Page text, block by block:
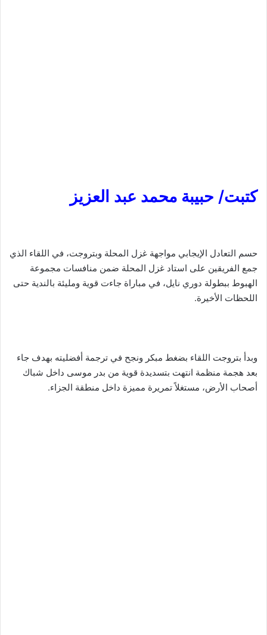
كتبت/ حبيبة محمد عبد العزيز
حسم التعادل الإيجابي مواجهة غزل المحلة وبتروجت، في اللقاء الذي
جمع الفريقين على استاد غزل المحلة ضمن منافسات مجموعة
الهبوط ببطولة دوري نايل، في مباراة جاءت قوية ومليئة بالندية حتى
اللحظات الأخيرة.
وبدأ بتروجت اللقاء بضغط مبكر ونجح في ترجمة أفضليته بهدف جاء
بعد هجمة منظمة انتهت بتسديدة قوية من بدر موسى داخل شباك
أصحاب الأرض، مستغلاً تمريرة مميزة داخل منطقة الجزاء.